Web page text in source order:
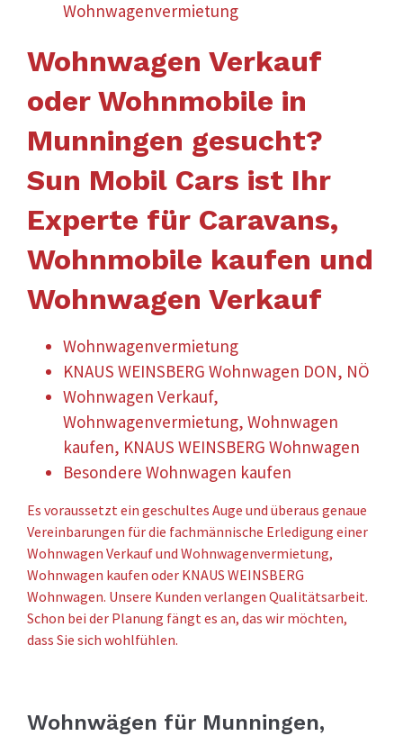
Wohnwagenvermietung
Wohnwagen Verkauf
oder Wohnmobile in
Munningen gesucht?
Sun Mobil Cars ist Ihr
Experte für Caravans,
Wohnmobile kaufen und
Wohnwagen Verkauf
Wohnwagenvermietung
KNAUS WEINSBERG Wohnwagen DON, NÖ
Wohnwagen Verkauf,
Wohnwagenvermietung, Wohnwagen
kaufen, KNAUS WEINSBERG Wohnwagen
Besondere Wohnwagen kaufen
Es voraussetzt ein geschultes Auge und überaus genaue
Vereinbarungen für die fachmännische Erledigung einer
Wohnwagen Verkauf und Wohnwagenvermietung,
Wohnwagen kaufen oder KNAUS WEINSBERG
Wohnwagen. Unsere Kunden verlangen Qualitätsarbeit.
Schon bei der Planung fängt es an, das wir möchten,
dass Sie sich wohlfühlen.
Wohnwägen für Munningen,